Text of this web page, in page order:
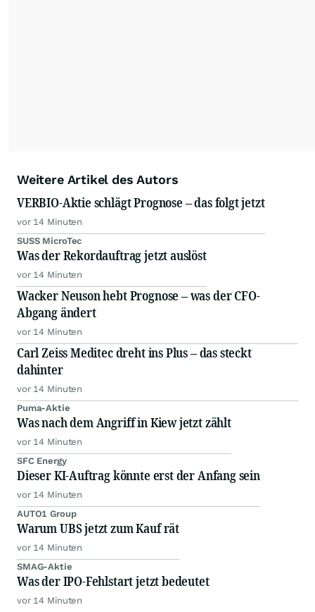
Weitere Artikel des Autors
VERBIO-Aktie schlägt Prognose – das folgt jetzt
vor 14 Minuten
SUSS MicroTec
Was der Rekordauftrag jetzt auslöst
vor 14 Minuten
Wacker Neuson hebt Prognose – was der CFO-
Abgang ändert
vor 14 Minuten
Carl Zeiss Meditec dreht ins Plus – das steckt
dahinter
vor 14 Minuten
Puma-Aktie
Was nach dem Angriff in Kiew jetzt zählt
vor 14 Minuten
SFC Energy
Dieser KI-Auftrag könnte erst der Anfang sein
vor 14 Minuten
AUTO1 Group
Warum UBS jetzt zum Kauf rät
vor 14 Minuten
SMAG-Aktie
Was der IPO-Fehlstart jetzt bedeutet
vor 14 Minuten